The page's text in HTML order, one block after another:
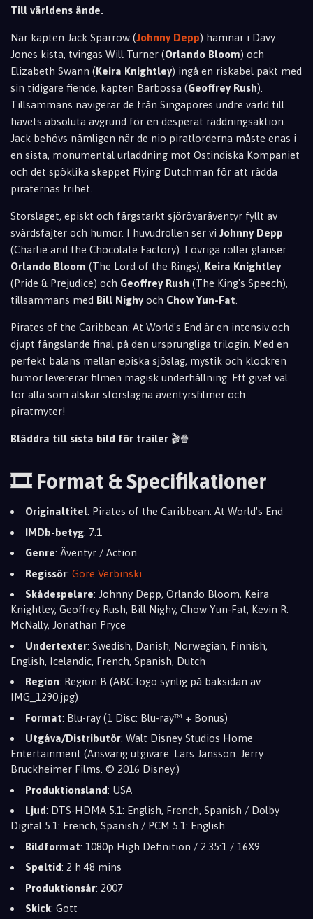
Till världens ände.
När kapten Jack Sparrow (Johnny Depp) hamnar i Davy
Jones kista, tvingas Will Turner (Orlando Bloom) och
Elizabeth Swann (Keira Knightley) ingå en riskabel pakt med
sin tidigare fiende, kapten Barbossa (Geoffrey Rush).
Tillsammans navigerar de från Singapores undre värld till
havets absoluta avgrund för en desperat räddningsaktion.
Jack behövs nämligen när de nio piratlorderna måste enas i
en sista, monumental urladdning mot Ostindiska Kompaniet
och det spöklika skeppet Flying Dutchman för att rädda
piraternas frihet.
Storslaget, episkt och färgstarkt sjörövaräventyr fyllt av
svärdsfajter och humor. I huvudrollen ser vi Johnny Depp
(Charlie and the Chocolate Factory). I övriga roller glänser
Orlando Bloom (The Lord of the Rings), Keira Knightley
(Pride & Prejudice) och Geoffrey Rush (The King's Speech),
tillsammans med Bill Nighy och Chow Yun-Fat
Pirates of the Caribbean: At World's End är en intensiv och
djupt fängslande final på den ursprungliga trilogin. Med en
perfekt balans mellan episka sjöslag, mystik och klockren
humor levererar filmen magisk underhållning. Ett givet val
för alla som älskar storslagna äventyrsfilmer och
piratmyter!
Bläddra till sista bild för trailer 🎬🍿
🎞️ Format & Specifikationer
Originaltitel: Pirates of the Caribbean: At World's End
IMDb-betyg: 7.1
Genre: Äventyr / Action
Regissör: Gore Verbinski
Skådespelare: Johnny Depp, Orlando Bloom, Keira
Knightley, Geoffrey Rush, Bill Nighy, Chow Yun-Fat, Kevin R.
McNally, Jonathan Pryce
Undertexter: Swedish, Danish, Norwegian, Finnish,
English, Icelandic, French, Spanish, Dutch
Region: Region B (ABC-logo synlig på baksidan av
IMG_1290.jpg)
Format: Blu-ray (1 Disc: Blu-ray™ + Bonus)
Utgåva/Distributör: Walt Disney Studios Home
Entertainment (Ansvarig utgivare: Lars Jansson. Jerry
Bruckheimer Films. © 2016 Disney.)
Produktionsland: USA
Ljud: DTS-HDMA 5.1: English, French, Spanish / Dolby
Digital 5.1: French, Spanish / PCM 5.1: English
Bildformat: 1080p High Definition / 2.35:1 / 16X9
Speltid: 2 h 48 mins
Produktionsår: 2007
Skick: Gott